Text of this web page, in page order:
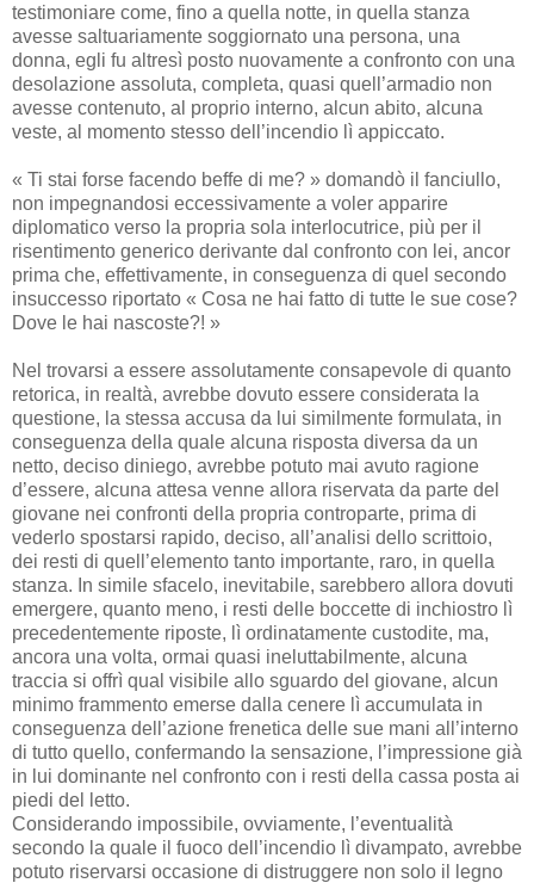
testimoniare come, fino a quella notte, in quella stanza
avesse saltuariamente soggiornato una persona, una
donna, egli fu altresì posto nuovamente a confronto con una
desolazione assoluta, completa, quasi quell’armadio non
avesse contenuto, al proprio interno, alcun abito, alcuna
veste, al momento stesso dell’incendio lì appiccato.
« Ti stai forse facendo beffe di me? » domandò il fanciullo,
non impegnandosi eccessivamente a voler apparire
diplomatico verso la propria sola interlocutrice, più per il
risentimento generico derivante dal confronto con lei, ancor
prima che, effettivamente, in conseguenza di quel secondo
insuccesso riportato « Cosa ne hai fatto di tutte le sue cose?
Dove le hai nascoste?! »
Nel trovarsi a essere assolutamente consapevole di quanto
retorica, in realtà, avrebbe dovuto essere considerata la
questione, la stessa accusa da lui similmente formulata, in
conseguenza della quale alcuna risposta diversa da un
netto, deciso diniego, avrebbe potuto mai avuto ragione
d’essere, alcuna attesa venne allora riservata da parte del
giovane nei confronti della propria controparte, prima di
vederlo spostarsi rapido, deciso, all’analisi dello scrittoio,
dei resti di quell’elemento tanto importante, raro, in quella
stanza. In simile sfacelo, inevitabile, sarebbero allora dovuti
emergere, quanto meno, i resti delle boccette di inchiostro lì
precedentemente riposte, lì ordinatamente custodite, ma,
ancora una volta, ormai quasi ineluttabilmente, alcuna
traccia si offrì qual visibile allo sguardo del giovane, alcun
minimo frammento emerse dalla cenere lì accumulata in
conseguenza dell’azione frenetica delle sue mani all’interno
di tutto quello, confermando la sensazione, l’impressione già
in lui dominante nel confronto con i resti della cassa posta ai
piedi del letto.
Considerando impossibile, ovviamente, l’eventualità
secondo la quale il fuoco dell’incendio lì divampato, avrebbe
potuto riservarsi occasione di distruggere non solo il legno